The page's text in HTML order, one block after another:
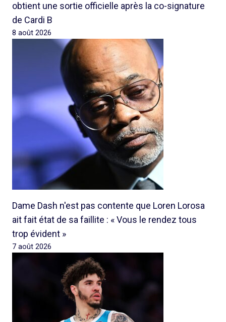
obtient une sortie officielle après la co-signature
de Cardi B
8 août 2026
Dame Dash n'est pas contente que Loren Lorosa
ait fait état de sa faillite : « Vous le rendez tous
trop évident »
7 août 2026